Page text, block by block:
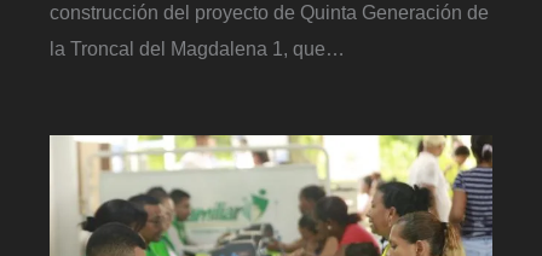
construcción del proyecto de Quinta Generación de
la Troncal del Magdalena 1, que…